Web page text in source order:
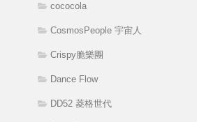
cococola
CosmosPeople 宇宙人
Crispy脆樂團
Dance Flow
DD52 菱格世代